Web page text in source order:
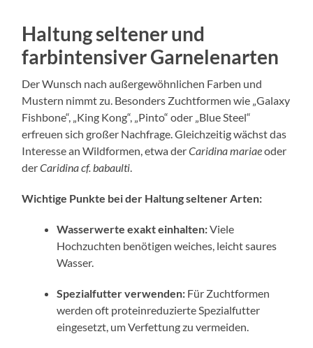
Haltung seltener und
farbintensiver Garnelenarten
Der Wunsch nach außergewöhnlichen Farben und
Mustern nimmt zu. Besonders Zuchtformen wie „Galaxy
Fishbone“, „King Kong“, „Pinto“ oder „Blue Steel“
erfreuen sich großer Nachfrage. Gleichzeitig wächst das
Interesse an Wildformen, etwa derCaridina mariaeoder
derCaridina cf. babaulti
Wichtige Punkte bei der Haltung seltener Arten:
Wasserwerte exakt einhalten:Viele
Hochzuchten benötigen weiches, leicht saures
Wasser.
Spezialfutter verwenden: Für Zuchtformen
werden oft proteinreduzierte Spezialfutter
eingesetzt, um Verfettung zu vermeiden.